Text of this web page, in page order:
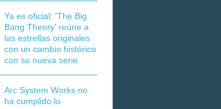
Ya es oficial: 'The Big
Bang Theory' reúne a
las estrellas originales
con un cambio histórico
con su nueva serie
Arc System Works no
ha cumplido lo